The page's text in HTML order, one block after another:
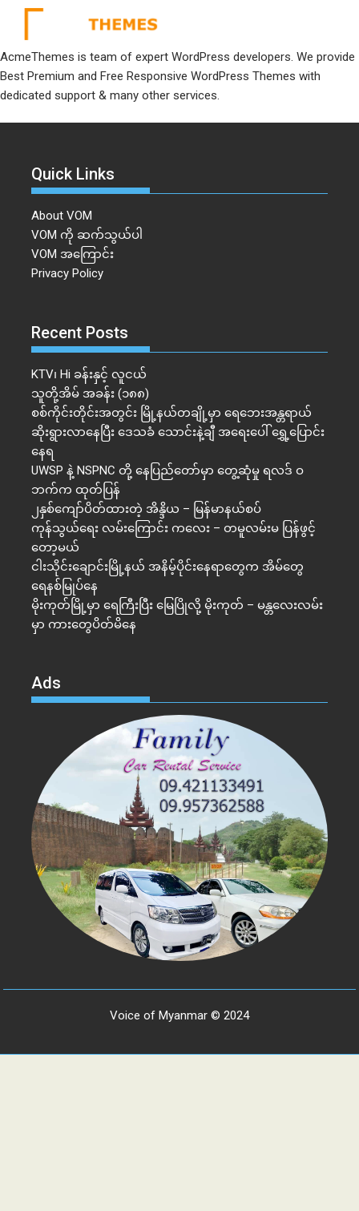
AcmeThemes is team of expert WordPress developers. We provide
Best Premium and Free Responsive WordPress Themes with
dedicated support & many other services.
Quick Links
About VOM
VOM ကို ဆက်သွယ်ပါ
VOM အကြောင်း
Privacy Policy
Recent Posts
KTV၊ Hi ခန်းနှင့် လူငယ်
သူတို့အိမ် အခန်း (၁၈၈)
စစ်ကိုင်းတိုင်းအတွင်း မြို့နယ်တချို့မှာ ရေဘေးအန္တရာယ်
ဆိုးရွားလာနေပြီး ဒေသခံ သောင်းနဲ့ချီ အရေးပေါ် ရွှေ့ပြောင်း
နေရ
UWSP နဲ့ NSPNC တို့ နေပြည်တော်မှာ တွေ့ဆုံမှု ရလဒ် ဝ
ဘက်က ထုတ်ပြန်
၂နှစ်​ကျော်ပိတ်ထားတဲ့ အိန္ဒိယ – မြန်မာနယ်စပ်
ကုန်သွယ်ရေး လမ်းကြောင်း ကလေး – တမူလမ်းမ ပြန်ဖွင့်
တော့မယ်
ငါးသိုင်းချောင်းမြို့နယ် အနိမ့်ပိုင်းနေရာတွေက အိမ်​တွေ
ရေနစ်မြုပ်နေ
မိုးကုတ်မြို့မှာ ရေကြီးပြီး မြေပြိုလို့ မိုးကုတ် – မန္တလေးလမ်း
မှာ ကားတွေပိတ်မိနေ
Ads
Voice of Myanmar © 2024